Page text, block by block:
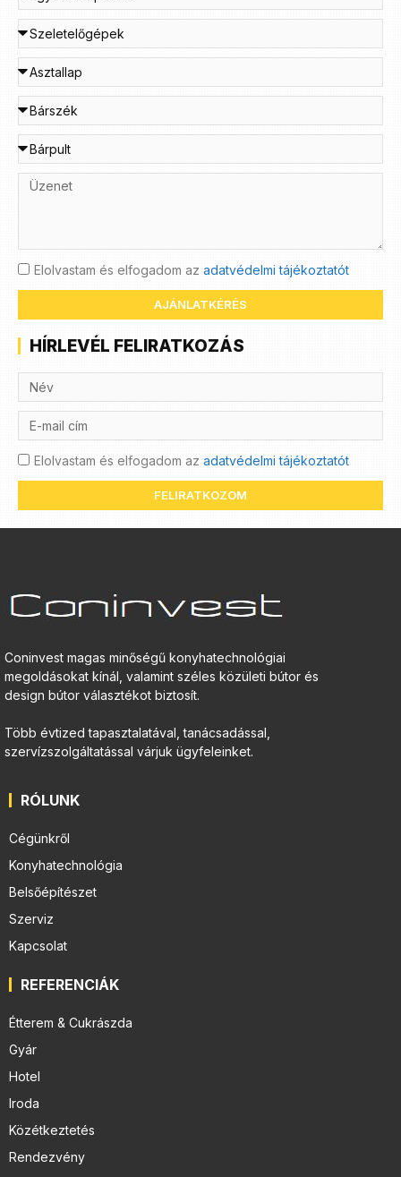
Elolvastam és elfogadom az adatvédelmi tájékoztatót
AJÁNLATKÉRÉS
HÍRLEVÉL FELIRATKOZÁS
Elolvastam és elfogadom az adatvédelmi tájékoztatót
FELIRATKOZOM
Coninvest magas minőségű konyhatechnológiai
megoldásokat kínál, valamint széles közületi bútor és
design bútor választékot biztosít.
Több évtized tapasztalatával, tanácsadással,
szervízszolgáltatással várjuk ügyfeleinket.
RÓLUNK
Cégünkről
Konyhatechnológia
Belsőépítészet
Szerviz
Kapcsolat
REFERENCIÁK
Étterem & Cukrászda
Gyár
Hotel
Iroda
Közétkeztetés
Rendezvény